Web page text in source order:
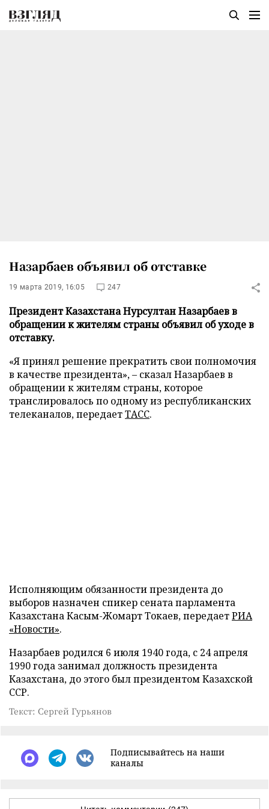
Назарбаев объявил об отставке
19 марта 2019, 16:05 247
Президент Казахстана Нурсултан Назарбаев в
обращении к жителям страны объявил об уходе в
отставку.
«Я принял решение прекратить свои полномочия
в качестве президента», – сказал Назарбаев в
обращении к жителям страны, которое
транслировалось по одному из республиканских
телеканалов, передаетТАСС.
Исполняющим обязанности президента до
выборов назначен спикер сената парламента
Казахстана Касым-Жомарт Токаев, передаетРИА
«Новости».
Назарбаев родился 6 июля 1940 года, с 24 апреля
1990 года занимал должность президента
Казахстана, до этого был президентом Казахской
ССР.
Текст: Сергей Гурьянов
Подписывайтесь на наши
каналы